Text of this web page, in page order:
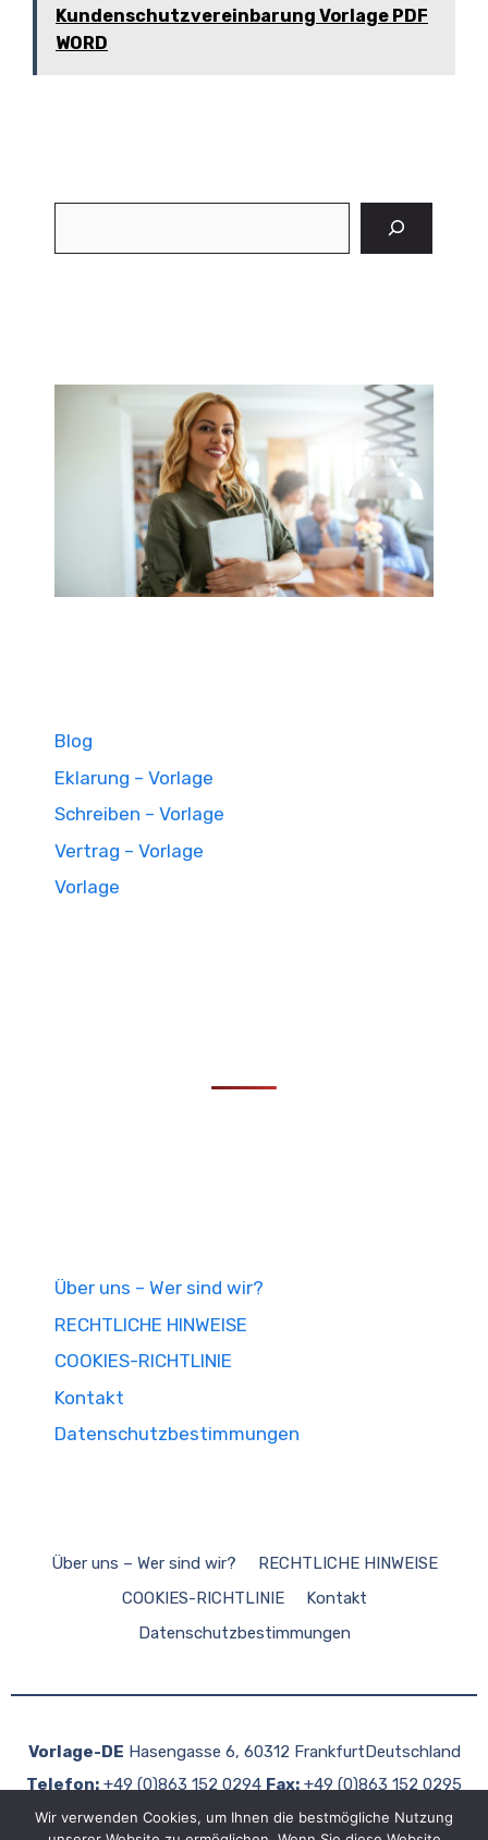
Kundenschutzvereinbarung Vorlage PDF
WORD
Blog
Eklarung – Vorlage
Schreiben – Vorlage
Vertrag – Vorlage
Vorlage
Über uns – Wer sind wir?
RECHTLICHE HINWEISE
COOKIES-RICHTLINIE
Kontakt
Datenschutzbestimmungen
Über uns – Wer sind wir?
RECHTLICHE HINWEISE
COOKIES-RICHTLINIE
Kontakt
Datenschutzbestimmungen
Vorlage-DE Hasengasse 6, 60312 FrankfurtDeutschland
Telefon: +49 (0)863 152 0294 Fax: +49 (0)863 152 0295
E-Mail: info@vorlage-de.com Web: www.vorlage-de.com
Wir verwenden Cookies, um Ihnen die bestmögliche Nutzung